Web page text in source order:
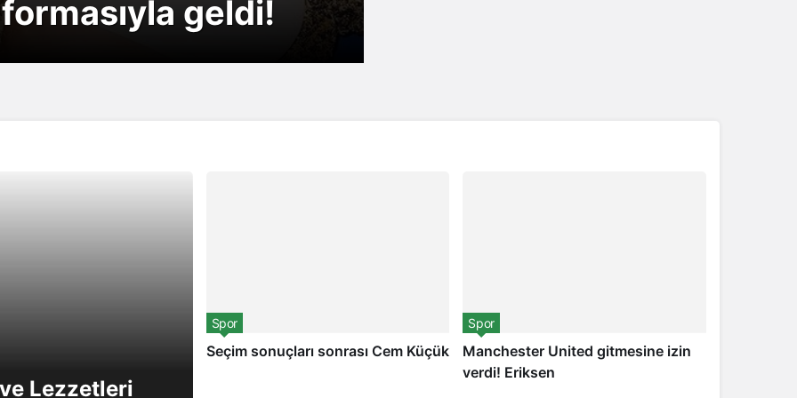
geldi!
oyunu Icardi
Lezzetleri
Spor
Seçim sonuçları sonrası Cem Küçük
Spor
Manchester United gitmesine izin
verdi! Eriksen